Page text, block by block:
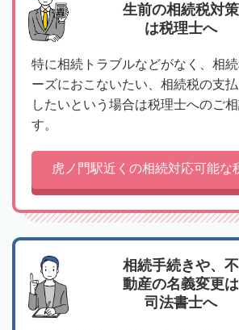
生前の相続税対策
は税理士へ
特に相続トラブルなどがなく、相
ーズにおこないたい、相続税の支
したいという場合は税理士へのご
す。
虎ノ門駅近くの相続対応可能な
相続手続きや、不
動産の名義変更は
司法書士へ